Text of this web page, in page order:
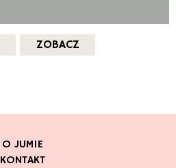
ZOBACZ
O JUMIE
KONTAKT